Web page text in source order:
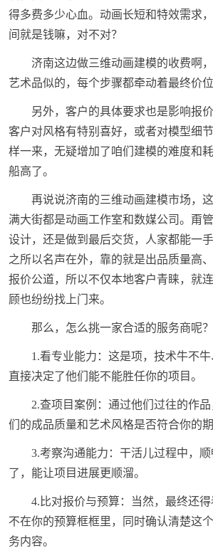
得多费多少心血。动画长短和特效需求
间就是钱嘛，对不对？
济南这边做三维动画建模的收费啊
艺术品似的，每个步骤都牵动着最终价位
另外，客户的具体要求也是影响报
客户对风格有特别喜好，或者对模型细
样一来，无疑增加了咱们建模的难度和
船高了。
再说说济南的三维动画建模市场，
满大街都是动画工作室和数媒公司。甭
设计，还是做到最后交货，人家都能一
之所以名声在外，靠的就是出品质量高
报价公道，所以不仅本地客户青睐，就
顾也纷纷找上门来。
那么，怎么挑一家合适的服务商呢
1.看专业能力：这是项，技术牛不牛
直接决定了他们能不能胜任你的项目。
2.查项目案例：通过他们过往的作
们的成品质量和艺术风格是否符合你的期
3.考察沟通能力：干活儿过程中，
了，能让项目进展更顺溜。
4.比对报价与预算：当然，最终还
不在你的预算框框里，同时确认清楚这
务内容。